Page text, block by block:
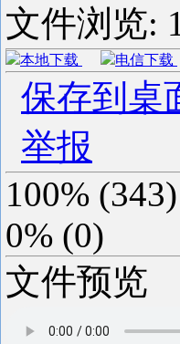
文件浏览:
本地下载 电信下载
保存到桌
举报
100% (343)
0% (0)
文件预览